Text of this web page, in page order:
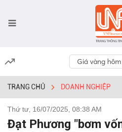
Giá vàng
TRANG CHỦ DOANH NGHIỆP
Thứ tư, 16/07/2025, 08:38 AM
Đạt Phương "bơm